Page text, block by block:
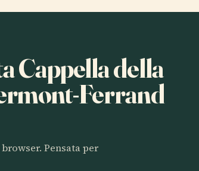
Cappella della
Ferrand
Pensata per